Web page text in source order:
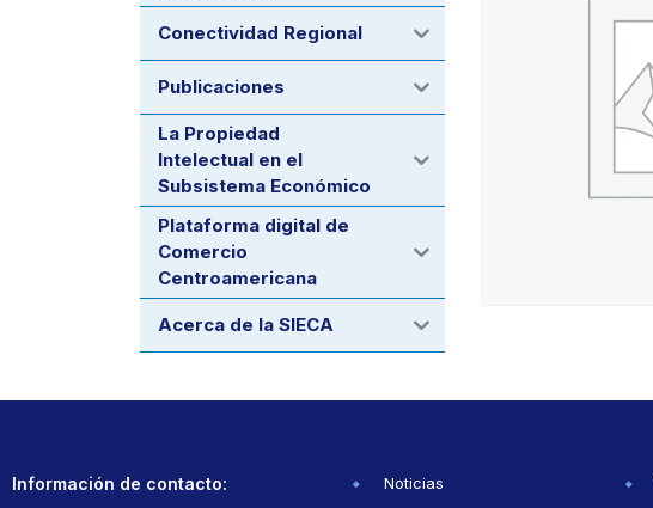
Conectividad Regional
Publicaciones
La Propiedad
Intelectual en el
Subsistema Económico
Plataforma digital de
Comercio
Centroamericana
Acerca de la SIECA
Información de contacto: Noticias